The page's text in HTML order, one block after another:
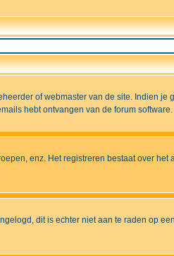
of webmaster van de site. Indien je
hebt ontvangen van de forum software.
enz. Het registreren bestaat over het
dit is echter niet aan te raden op